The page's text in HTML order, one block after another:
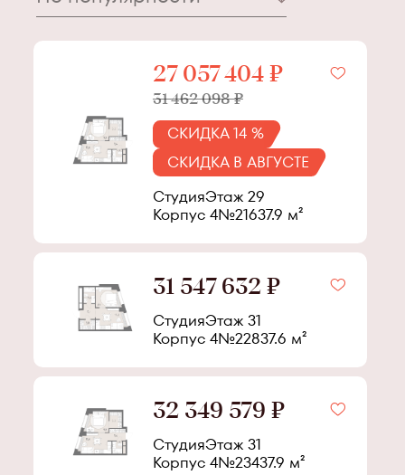
27 057 404 ₽
31 462 098 ₽
СКИДКА 14 %
СКИДКА В АВГУСТЕ
СтудияЭтаж 29
Корпус 4№21637.9 м²
31 547 632 ₽
СтудияЭтаж 31
Корпус 4№22837.6 м²
32 349 579 ₽
СтудияЭтаж 31
Корпус 4№23437.9 м²